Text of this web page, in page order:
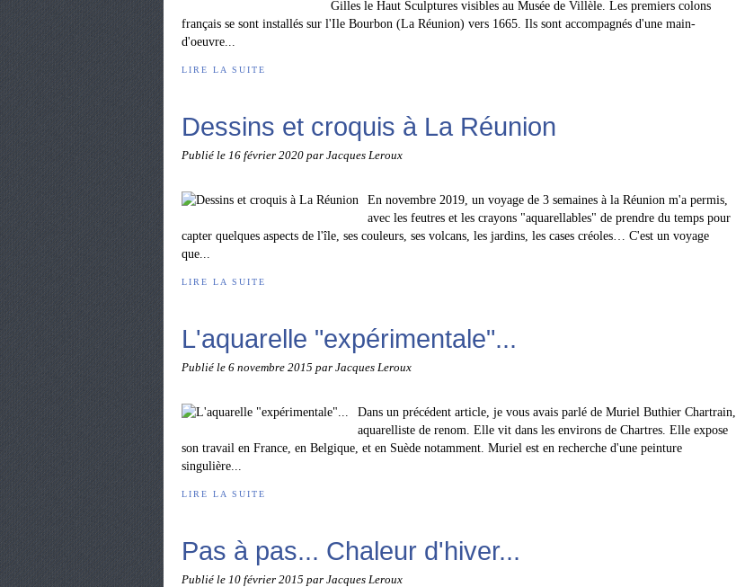
Gilles le Haut Sculptures visibles au Musée de Villèle. Les premiers colons
français se sont installés sur l'Ile Bourbon (La Réunion) vers 1665. Ils sont accompagnés d'une main-
d'oeuvre...
LIRE LA SUITE
Dessins et croquis à La Réunion
Publié le 16 février 2020 par Jacques Leroux
En novembre 2019, un voyage de 3 semaines à la Réunion m'a permis,
avec les feutres et les crayons "aquarellables" de prendre du temps pour
capter quelques aspects de l'île, ses couleurs, ses volcans, les jardins, les cases créoles… C'est un voyage
que...
LIRE LA SUITE
L'aquarelle "expérimentale"...
Publié le 6 novembre 2015 par Jacques Leroux
Dans un précédent article, je vous avais parlé de Muriel Buthier Chartrain,
aquarelliste de renom. Elle vit dans les environs de Chartres. Elle expose
son travail en France, en Belgique, et en Suède notamment. Muriel est en recherche d'une peinture
singulière...
LIRE LA SUITE
Pas à pas... Chaleur d'hiver...
Publié le 10 février 2015 par Jacques Leroux